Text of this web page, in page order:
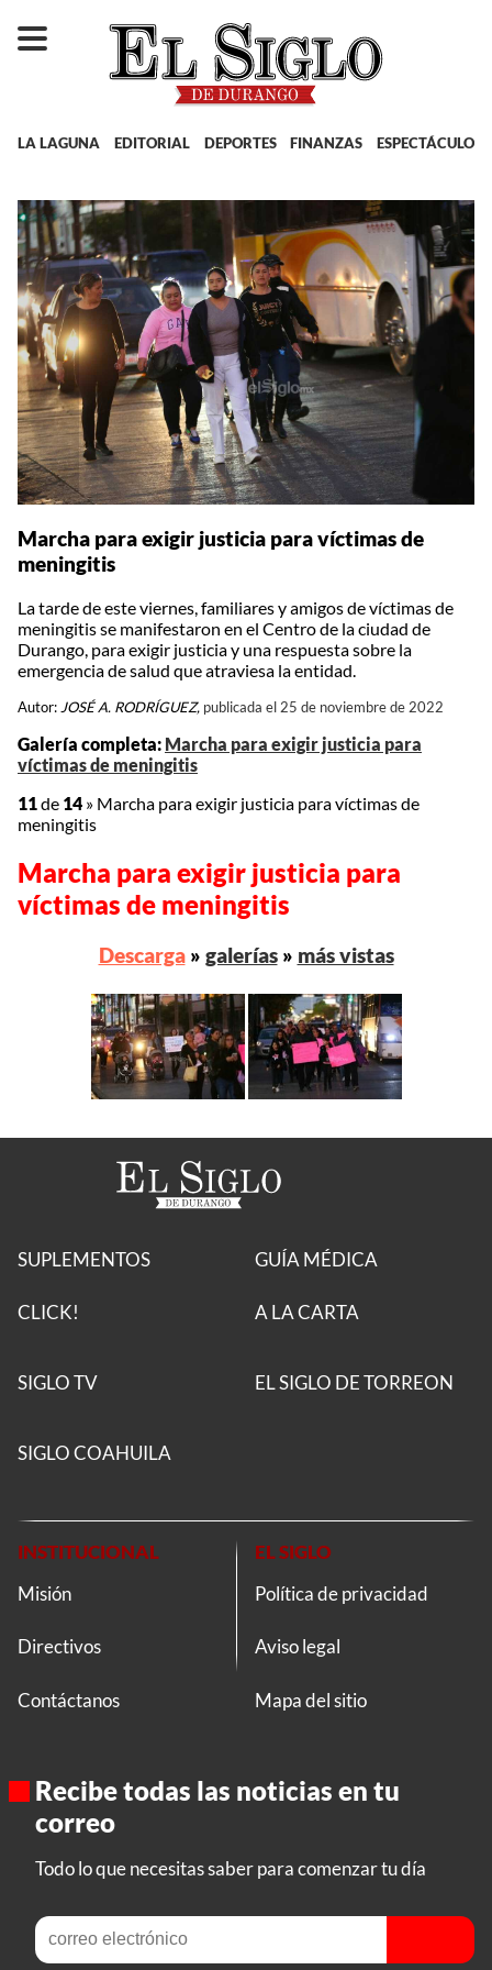
LA LAGUNA EDITORIAL DEPORTES FINANZAS ESPECTÁCULOS
Marcha para exigir justicia para víctimas de
meningitis
La tarde de este viernes, familiares y amigos de víctimas de
meningitis se manifestaron en el Centro de la ciudad de
Durango, para exigir justicia y una respuesta sobre la
emergencia de salud que atraviesa la entidad.
Autor:JOSÉ A. RODRÍGUEZ, publicada el 25 de noviembre de 2022
Galería completa: Marcha para exigir justicia para
víctimas de meningitis
11de 14 » Marcha para exigir justicia para víctimas de
meningitis
Marcha para exigir justicia para
víctimas de meningitis
Descarga» galerías» más vistas
SUPLEMENTOS
CLICK!
GUÍA MÉDICA
A LA CARTA
SIGLO TV EL SIGLO DE TORREON
SIGLO COAHUILA
INSTITUCIONAL
Misión
Directivos
Contáctanos
EL SIGLO
Política de privacidad
Aviso legal
Mapa del sitio
Recibe todas las noticias en tu
correo
Todo lo que necesitas saber para comenzar tu día